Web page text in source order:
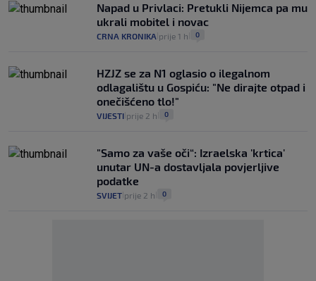
Napad u Privlaci: Pretukli Nijemca pa mu
ukrali mobitel i novac
CRNA KRONIKA prije 1 h 0
HZJZ se za N1 oglasio o ilegalnom
odlagalištu u Gospiću: "Ne dirajte otpad i
onečišćeno tlo!"
VIJESTI prije 2 h 0
"Samo za vaše oči“: Izraelska 'krtica'
unutar UN-a dostavljala povjerljive
podatke
SVIJET prije 2 h 0